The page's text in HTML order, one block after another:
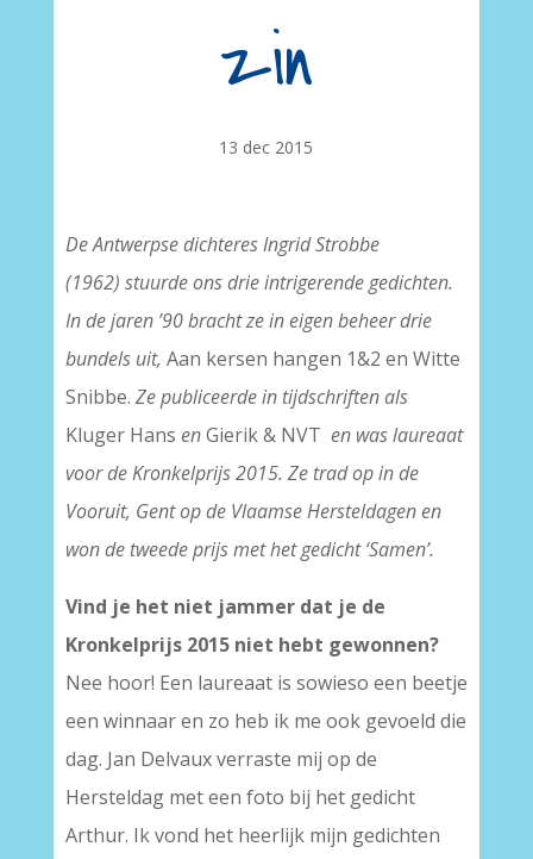
zin
13 dec 2015
De Antwerpse dichteres Ingrid Strobbe
(1962) stuurde ons drie intrigerende gedichten.
In de jaren ’90 bracht ze in eigen beheer drie
bundels uit, Aan kersen hangen 1&2 en Witte
Snibbe. Ze publiceerde in tijdschriften als
Kluger Hans enGierik & NVT en was laureaat
voor de Kronkelprijs 2015. Ze trad op in de
Vooruit, Gent op de Vlaamse Hersteldagen en
won de tweede prijs met het gedicht ‘Samen’.
Vind je het niet jammer dat je de
Kronkelprijs 2015 niet hebt gewonnen?
Nee hoor! Een laureaat is sowieso een beetje
een winnaar en zo heb ik me ook gevoeld die
dag. Jan Delvaux verraste mij op de
Hersteldag met een foto bij het gedicht
Arthur. Ik vond het heerlijk mijn gedichten